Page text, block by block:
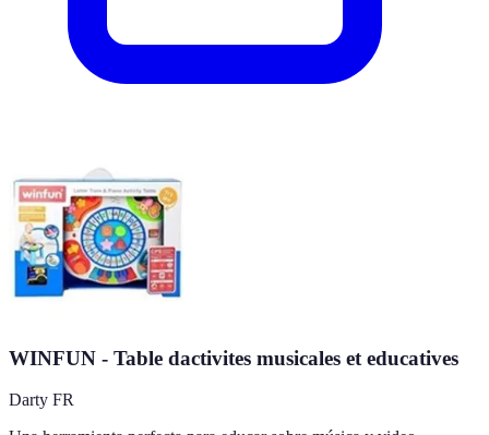
WINFUN - Table dactivites musicales et educatives
Darty FR